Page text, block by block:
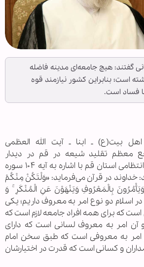
گفتند: هیچ جامعه‌ای مدینه فاضله
است؛ بنابراین کشور نیازمند قوه
فساد است.
بیت(ع) ـ ابنا ـ آیت الله العظمی
معظم تقلید شیعه در قم در دیدار
فرمانده جدید نیروی انتظامی استان قم با اشاره به آیه ۱۰۴ سوره
خداوند در قرآن می‌فرماید: «وَلْتَکُنْ مِنْکُمْ
بِالْمَعْرُوفِ وَیَنْهَوْنَ عَنِ الْمُنْکَرِ ۚ وَ
اسلام دو نوع امر به معروف داریم؛ یکی
که برای همه افراد جامعه لازم است که
آن امر به معروف لسانی است که دارای
به معروفی است که طبق سخن امام
و کسانی است که قدرت در اختیارشان